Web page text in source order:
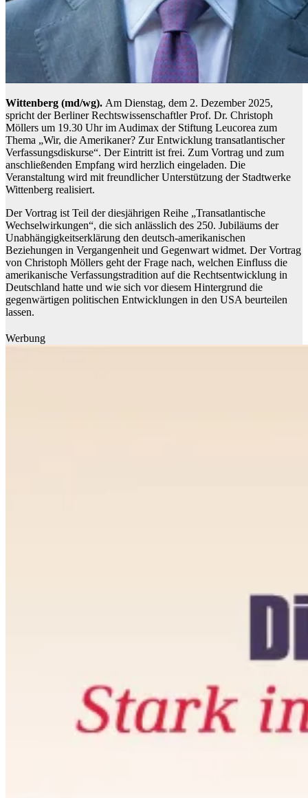
Wittenberg (md/wg). Am Dienstag, dem 2. Dezember 2025,
spricht der Berliner Rechtswissenschaftler Prof. Dr. Christoph
Möllers um 19.30 Uhr im Audimax der Stiftung Leucorea zum
Thema „Wir, die Amerikaner? Zur Entwicklung transatlantischer
Verfassungsdiskurse“. Der Eintritt ist frei. Zum Vortrag und zum
anschließenden Empfang wird herzlich eingeladen. Die
Veranstaltung wird mit freundlicher Unterstützung der Stadtwerke
Wittenberg realisiert.
Der Vortrag ist Teil der diesjährigen Reihe „Transatlantische
Wechselwirkungen“, die sich anlässlich des 250. Jubiläums der
Unabhängigkeitserklärung den deutsch-amerikanischen
Beziehungen in Vergangenheit und Gegenwart widmet. Der Vortrag
von Christoph Möllers geht der Frage nach, welchen Einfluss die
amerikanische Verfassungstradition auf die Rechtsentwicklung in
Deutschland hatte und wie sich vor diesem Hintergrund die
gegenwärtigen politischen Entwicklungen in den USA beurteilen
lassen.
Werbung